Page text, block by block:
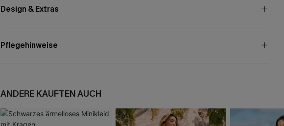
Design & Extras
Pflegehinweise
ANDERE KAUFTEN AUCH